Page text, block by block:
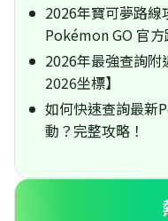
2026年寶可夢路
Pokémon GO 官方
2026年最強查詢
2026坐標】
如何快速查詢最新
動？完整攻略！